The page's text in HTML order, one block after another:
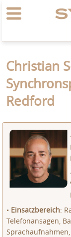
Christian
Redford
• Einsatzbereich:
Telefonansagen,